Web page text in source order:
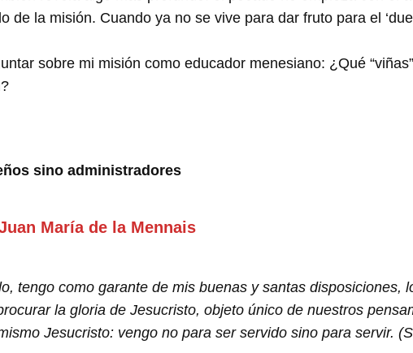
de la misión. Cuando ya no se vive para dar fruto para el
sobre mi misión como educador menesiano: ¿Qué
sino administradores
María de la Mennais
tengo como garante de mis buenas y santas disposiciones,
la gloria de Jesucristo, objeto único de nuestros
Jesucristo: vengo no para ser servido sino para servir.